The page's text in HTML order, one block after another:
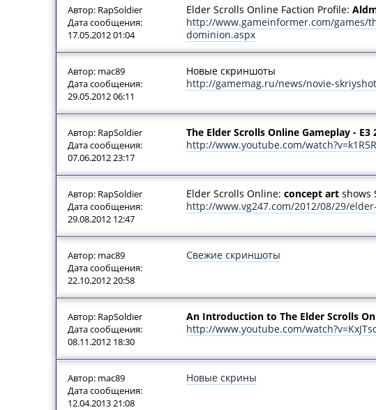
Автор: RapSoldier
Дата сообщения:
17.05.2012 01:04
Elder Scrolls Online Faction Profile:
http://www.gameinformer.com/games/
dominion.aspx
Автор: mac89
Дата сообщения:
29.05.2012 06:11
Новые скриншоты
http://gamemag.ru/news/novie-
Автор: RapSoldier
Дата сообщения:
07.06.2012 23:17
The Elder Scrolls Online Gameplay - E3
http://www.youtube.com/
Автор: RapSoldier
Дата сообщения:
29.08.2012 12:47
Elder Scrolls Online: concept art shows
http://www.vg247.com/2012/08/29/
Автор: mac89
Дата сообщения:
22.10.2012 20:58
Свежие скриншоты
Автор: RapSoldier
Дата сообщения:
08.11.2012 18:30
An Introduction to The Elder Scrolls
http://www.youtube.com/
Автор: mac89
Дата сообщения:
12.04.2013 21:08
Новые скрины